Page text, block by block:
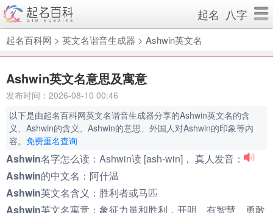
起名 八字
起名百科网 > 英文名谐音生成器 > Ashwin英文名
Ashwin英文名意思及寓意
发布时间：2026-08-10 00:46
以下是由起名百科网英文名谐音生成器分享的Ashwin英文名的含
义、Ashwin的含义、Ashwin的意思、外国人对Ashwin的印象等内
容。 免费重名查询
Ashwin名字怎么读： Ashwin读 [ash-win]， 真人发音：
Ashwin的中文名： 阿什温
Ashwin英文名含义： 胜利者或马匹
Ashwin英文名寓意： 象征力量和胜利，开明、有智慧、勇敢